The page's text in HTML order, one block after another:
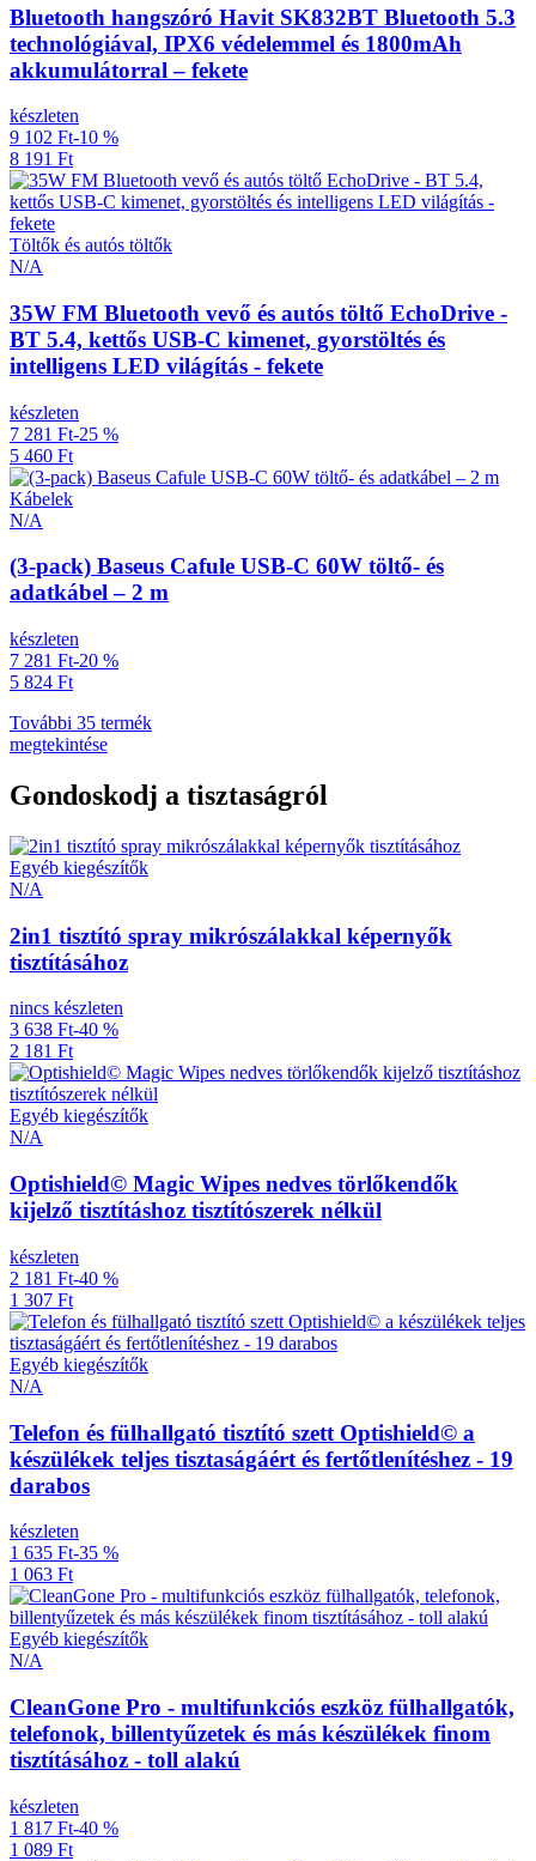
Bluetooth hangszóró Havit SK832BT Bluetooth 5.3
technológiával, IPX6 védelemmel és 1800mAh
akkumulátorral – fekete
készleten
9 102 Ft-10 %
8 191 Ft
Töltők és autós töltők
N/A
35W FM Bluetooth vevő és autós töltő EchoDrive -
BT 5.4, kettős USB-C kimenet, gyorstöltés és
intelligens LED világítás - fekete
készleten
7 281 Ft-25 %
5 460 Ft
Kábelek
N/A
(3-pack) Baseus Cafule USB-C 60W töltő- és
adatkábel – 2 m
készleten
7 281 Ft-20 %
5 824 Ft
További 35 termék
megtekintése
Gondoskodj a tisztaságról
Egyéb kiegészítők
N/A
2in1 tisztító spray mikrószálakkal képernyők
tisztításához
nincs készleten
3 638 Ft-40 %
2 181 Ft
Egyéb kiegészítők
N/A
Optishield© Magic Wipes nedves törlőkendők
kijelző tisztításhoz tisztítószerek nélkül
készleten
2 181 Ft-40 %
1 307 Ft
Egyéb kiegészítők
N/A
Telefon és fülhallgató tisztító szett Optishield© a
készülékek teljes tisztaságáért és fertőtlenítéshez - 19
darabos
készleten
1 635 Ft-35 %
1 063 Ft
Egyéb kiegészítők
N/A
CleanGone Pro - multifunkciós eszköz fülhallgatók,
telefonok, billentyűzetek és más készülékek finom
tisztításához - toll alakú
készleten
1 817 Ft-40 %
1 089 Ft